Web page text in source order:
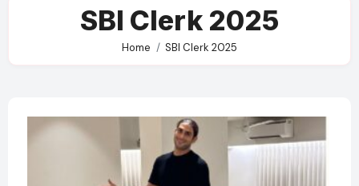
SBI Clerk 2025
Home SBI Clerk 2025